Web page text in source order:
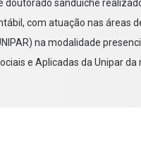
sanduíche
com atuação nas áreas
na modalidade
e Aplicadas da Unipar